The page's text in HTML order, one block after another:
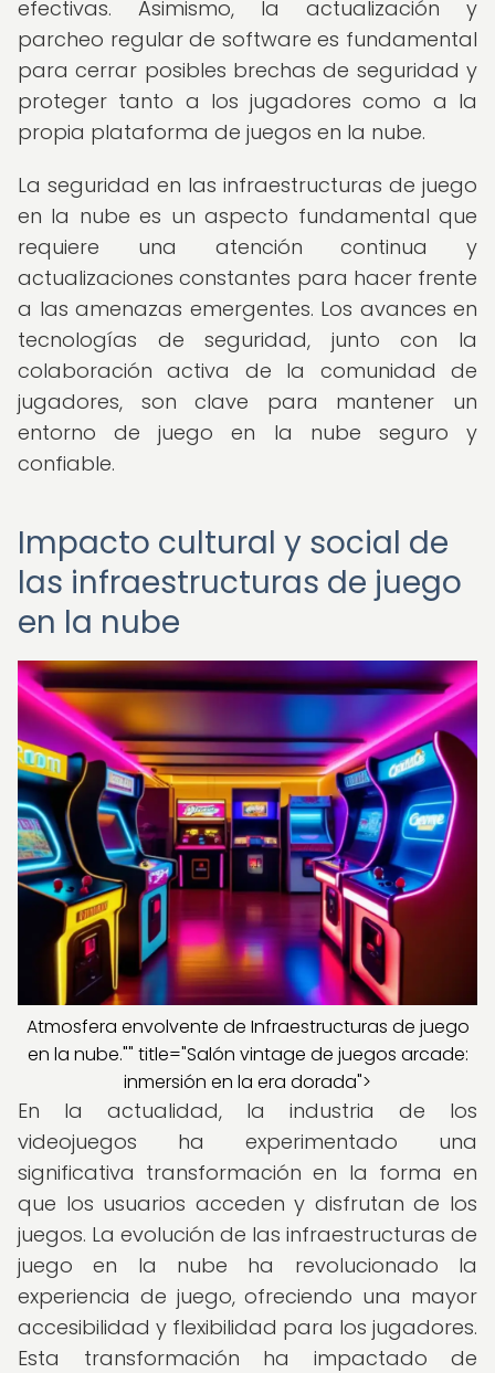
efectivas. Asimismo, la actualización y
parcheo regular de software es fundamental
para cerrar posibles brechas de seguridad y
proteger tanto a los jugadores como a la
propia plataforma de juegos en la nube.
La seguridad en las infraestructuras de juego
en la nube es un aspecto fundamental que
requiere una atención continua y
actualizaciones constantes para hacer frente
a las amenazas emergentes. Los avances en
tecnologías de seguridad, junto con la
colaboración activa de la comunidad de
jugadores, son clave para mantener un
entorno de juego en la nube seguro y
confiable.
Impacto cultural y social de
las infraestructuras de juego
en la nube
Atmosfera envolvente de Infraestructuras de juego
en la nube."" title="Salón vintage de juegos arcade:
inmersión en la era dorada">
En la actualidad, la industria de los
videojuegos ha experimentado una
significativa transformación en la forma en
que los usuarios acceden y disfrutan de los
juegos. La evolución de las infraestructuras de
juego en la nube ha revolucionado la
experiencia de juego, ofreciendo una mayor
accesibilidad y flexibilidad para los jugadores.
Esta transformación ha impactado de